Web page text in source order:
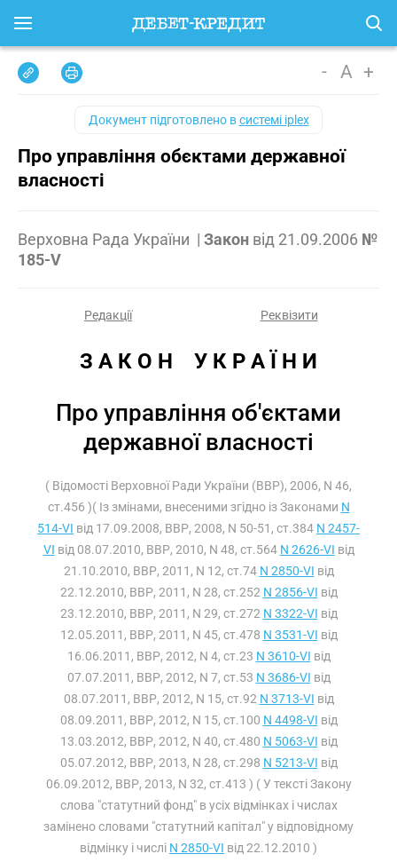
- A +
Документ підготовлено всистемі iplex
Про управління обєктами державної
власності
Верховна Рада України | Закон від 21.09.2006 №
185-V
Редакції Реквізити
З А К О Н    У К Р А Ї Н И
Про управління об'єктами
державної власності
( Відомості Верховної Ради України (ВВР), 2006, N 46,
ст.456 )( Із змінами, внесеними згідно із Законами N
514-VI від 17.09.2008, ВВР, 2008, N 50-51, ст.384 N 2457-
VI від 08.07.2010, ВВР, 2010, N 48, ст.564 N 2626-VI від
21.10.2010, ВВР, 2011, N 12, ст.74 N 2850-VI від
22.12.2010, ВВР, 2011, N 28, ст.252 N 2856-VI від
23.12.2010, ВВР, 2011, N 29, ст.272 N 3322-VI від
12.05.2011, ВВР, 2011, N 45, ст.478 N 3531-VI від
16.06.2011, ВВР, 2012, N 4, ст.23 N 3610-VI від
07.07.2011, ВВР, 2012, N 7, ст.53 N 3686-VI від
08.07.2011, ВВР, 2012, N 15, ст.92 N 3713-VI від
08.09.2011, ВВР, 2012, N 15, ст.100 N 4498-VI від
13.03.2012, ВВР, 2012, N 40, ст.480 N 5063-VI від
05.07.2012, ВВР, 2013, N 28, ст.298 N 5213-VI від
06.09.2012, ВВР, 2013, N 32, ст.413 ) ( У тексті Закону
слова "статутний фонд" в усіх відмінках і числах
замінено словами "статутний капітал" у відповідному
відмінку і числі N 2850-VI від 22.12.2010 )